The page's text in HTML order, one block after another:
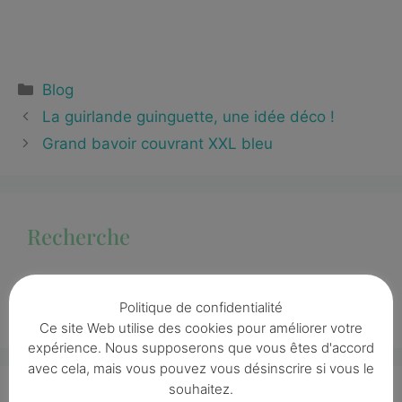
Blog
La guirlande guinguette, une idée déco !
Grand bavoir couvrant XXL bleu
Recherche
Politique de confidentialité
Ce site Web utilise des cookies pour améliorer votre
expérience. Nous supposerons que vous êtes d'accord
avec cela, mais vous pouvez vous désinscrire si vous le
souhaitez.